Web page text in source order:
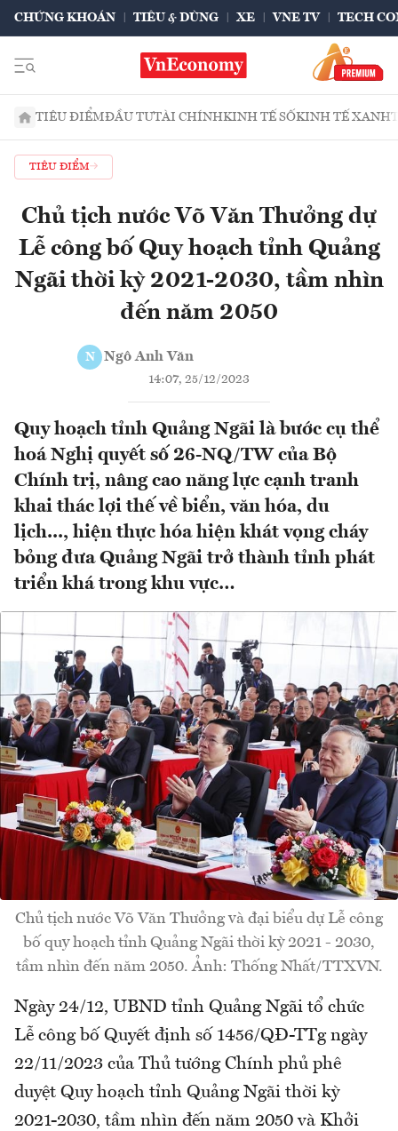
CHỨNG KHOÁN TIÊU & DÙNG XE VNE TV TECH
TIÊU ĐIỂMĐẦU TƯTÀI CHÍNHKINH TẾ SỐKINH TẾ XANH
TIÊU ĐIỂM
Chủ tịch nước Võ Văn Thưởng dự
Lễ công bố Quy hoạch tỉnh Quảng
Ngãi thời kỳ 2021-2030, tầm nhìn
đến năm 2050
N Ngô Anh Văn
14:07, 25/12/2023
Quy hoạch tỉnh Quảng Ngãi là bước cụ thể
hoá Nghị quyết số 26-NQ/TW của Bộ
Chính trị, nâng cao năng lực cạnh tranh
khai thác lợi thế về biển, văn hóa, du
lịch..., hiện thực hóa hiện khát vọng cháy
bỏng đưa Quảng Ngãi trở thành tỉnh phát
triển khá trong khu vực…
Chủ tịch nước Võ Văn Thưởng và đại biểu dự Lễ công
bố quy hoạch tỉnh Quảng Ngãi thời kỳ 2021 - 2030,
tầm nhìn đến năm 2050. Ảnh: Thống Nhất/TTXVN.
Ngày 24/12, UBND tỉnh Quảng Ngãi tổ chức
Lễ công bố Quyết định số 1456/QĐ-TTg ngày
22/11/2023 của Thủ tướng Chính phủ phê
duyệt Quy hoạch tỉnh Quảng Ngãi thời kỳ
2021-2030, tầm nhìn đến năm 2050 và Khởi